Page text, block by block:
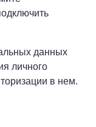
данных
личного
в нем.